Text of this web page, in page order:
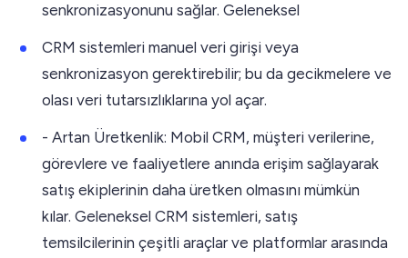
senkronizasyonunu sağlar. Geleneksel
CRM sistemleri manuel veri girişi veya
senkronizasyon gerektirebilir; bu da gecikmelere ve
olası veri tutarsızlıklarına yol açar.
- Artan Üretkenlik: Mobil CRM, müşteri verilerine,
görevlere ve faaliyetlere anında erişim sağlayarak
satış ekiplerinin daha üretken olmasını mümkün
kılar. Geleneksel CRM sistemleri, satış
temsilcilerinin çeşitli araçlar ve platformlar arasında